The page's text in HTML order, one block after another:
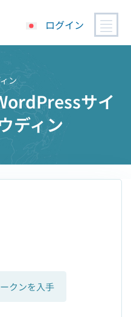
ログイン
ン
サイ
ディン
クンを入手